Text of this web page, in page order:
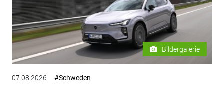
Bildergalerie
07.08.2026 #Schweden